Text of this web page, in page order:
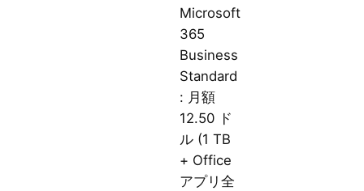
Microsoft
365
Business
Standard
: 月額
12.50 ド
ル (1 TB
+ Office
アプリ全